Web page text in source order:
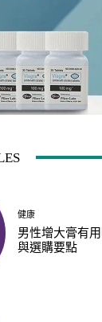
健康
男性增大膏有
與選購要點